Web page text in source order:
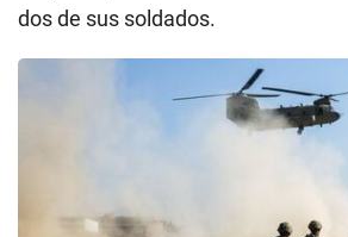
dos de sus soldados.